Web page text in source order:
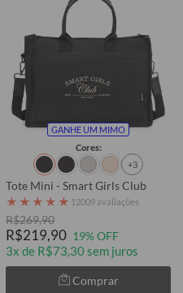
GANHE UM MIMO
Cores:
+3
Tote Mini - Smart Girls Club
★ ★ ★ ★ ★ 12009 avaliações
R$269,90
R$219,90 19% OFF
3x de R$73,30 sem juros
Comprar